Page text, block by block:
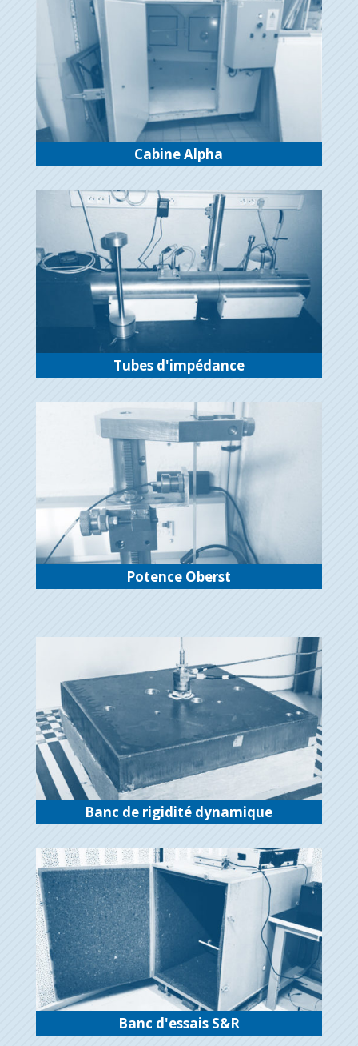
Cabine Alpha
Tubes d'impédance
Potence Oberst
Banc de rigidité dynamique
Banc d'essais S&R